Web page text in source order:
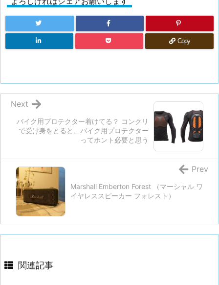
Copy
バイク用プロテクター着けてる？ コンクリ
で受け身をとると、バイク用プロテクター
ってホント必要と思う
Next
Marshall Emberton Forest （マーシャル ワ
イヤレススピーカー フォレスト）
Prev
関連記事